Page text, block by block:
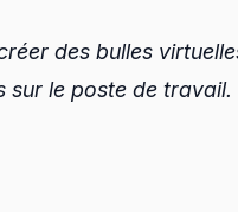
des bulles
le poste de